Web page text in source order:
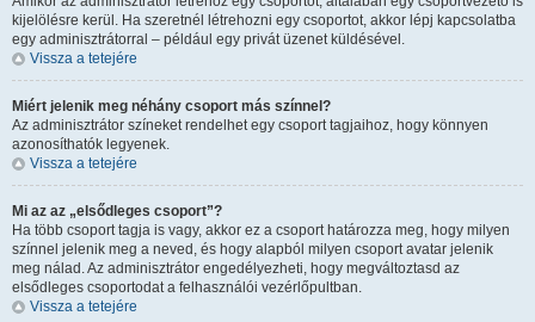
kijelölésre kerül. Ha szeretnél létrehozni egy csoportot, akkor lépj kapcsolatba
egy adminisztrátorral – például egy privát üzenet küldésével.
Vissza a tetejére
Miért jelenik meg néhány csoport más színnel?
Az adminisztrátor színeket rendelhet egy csoport tagjaihoz, hogy könnyen
azonosíthatók legyenek.
Vissza a tetejére
Mi az az „elsődleges csoport”?
Ha több csoport tagja is vagy, akkor ez a csoport határozza meg, hogy milyen
színnel jelenik meg a neved, és hogy alapból milyen csoport avatar jelenik
meg nálad. Az adminisztrátor engedélyezheti, hogy megváltoztasd az
elsődleges csoportodat a felhasználói vezérlőpultban.
Vissza a tetejére